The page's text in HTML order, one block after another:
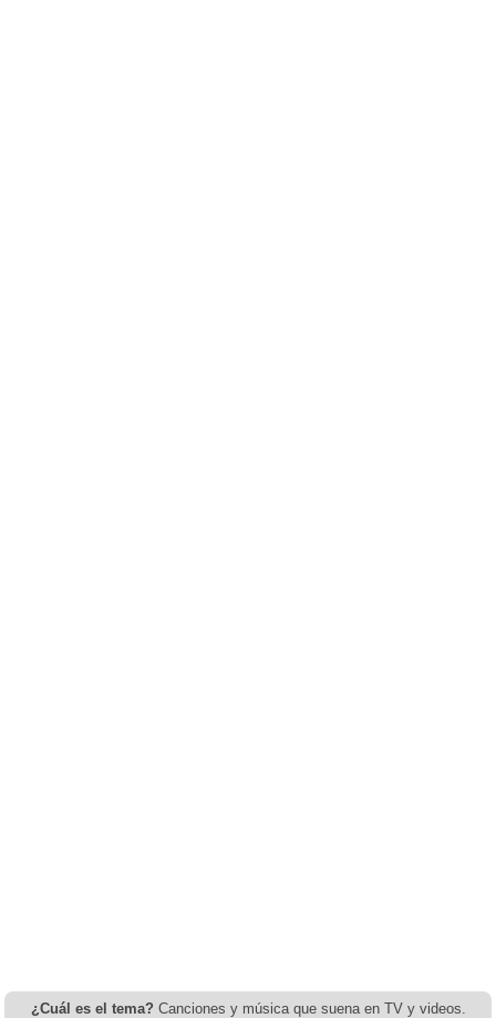
¿Cuál es el tema? Canciones y música que suena en TV y videos.